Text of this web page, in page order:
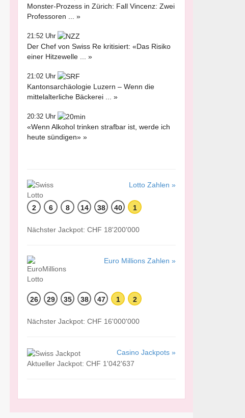
Monster-Prozess in Zürich: Fall Vincenz: Zwei
Professoren ... »
21:52 Uhr
Der Chef von Swiss Re kritisiert: «Das Risiko
einer Hitzewelle ... »
21:02 Uhr
Kantonsarchäologie Luzern – Wenn die
mittelalterliche Bäckerei ... »
20:32 Uhr
«Wenn Alkohol trinken strafbar ist, werde ich
heute sündigen» »
Lotto Zahlen »
2 6 8 14 38 40 1
Nächster Jackpot: CHF 18'200'000
Euro Millions Zahlen »
26 29 35 38 47 1 2
Nächster Jackpot: CHF 16'000'000
Casino Jackpots »
Aktueller Jackpot: CHF 1'042'637